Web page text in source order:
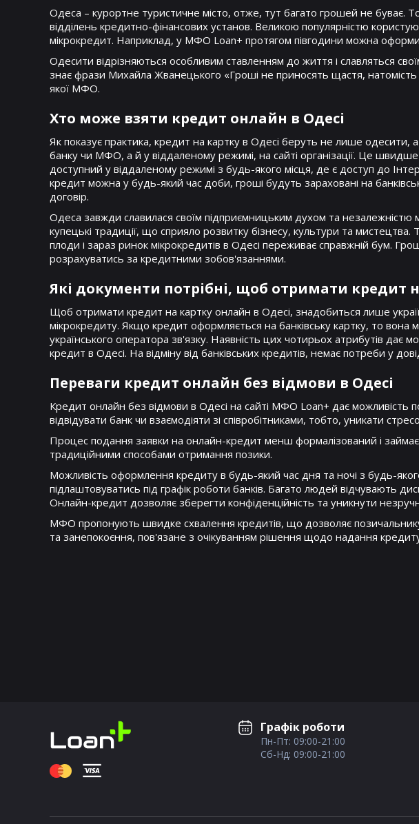
Одеса – курортне туристичне місто, отже, тут багато грошей не буває.
відділень кредитно-фінансових установ. Великою популярністю
мікрокредит. Наприклад, у МФО Loan+ протягом півгодини можна
Одесити відрізняються особливим ставленням до життя і славляться
знає фрази Михайла Жванецького «Гроші не приносять щастя,
якої МФО.
Хто може взяти кредит онлайн в Одесі
Як показує практика, кредит на картку в Одесі беруть не лише одесити,
банку чи МФО, а й у віддаленому режимі, на сайті організації. Це
доступний у віддаленому режимі з будь-якого місця, де є доступ до
кредит можна у будь-який час доби, гроші будуть зараховані на
договір.
Одеса завжди славилася своїм підприємницьким духом та незалежністю
купецькі традиції, що сприяло розвитку бізнесу, культури та
плоди і зараз ринок мікрокредитів в Одесі переживає справжній бум.
розрахуватись за кредитними зобов'язаннями.
Які документи потрібні, щоб отримати кредит
Щоб отримати кредит на картку онлайн в Одесі, знадобиться лише
мікрокредиту. Якщо кредит оформляється на банківську картку, то
українського оператора зв'язку. Наявність цих чотирьох атрибутів
кредит в Одесі. На відміну від банківських кредитів, немає потреби у
Переваги кредит онлайн без відмови в Одесі
Кредит онлайн без відмови в Одесі на сайті МФО Loan+ дає можливість
відвідувати банк чи взаємодіяти зі співробітниками, тобто, уникати
Процес подання заявки на онлайн-кредит менш формалізований і
традиційними способами отримання позики.
Можливість оформлення кредиту в будь-який час дня та ночі з будь-
підлаштовуватись під графік роботи банків. Багато людей відчувають
Онлайн-кредит дозволяє зберегти конфіденційність та уникнути
МФО пропонують швидке схвалення кредитів, що дозволяє
та занепокоєння, пов'язане з очікуванням рішення щодо надання
Графік роботи
Пн-Пт: 09:00-21:00
Сб-Нд: 09:00-21:00